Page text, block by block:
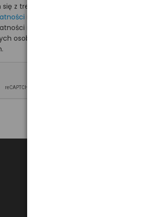
z treścią i akceptuję
i wyrażam zgodę
osobowych na